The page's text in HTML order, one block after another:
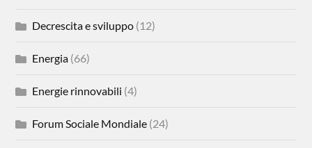
Decrescita e sviluppo (12)
Energia (66)
Energie rinnovabili (4)
Forum Sociale Mondiale (24)